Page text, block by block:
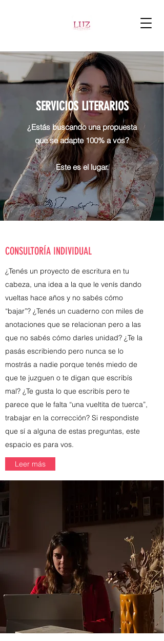
SERVICIOS LITERARIOS
¿Estás buscando una propuesta
que se adapte 100% a vos?
Este es el lugar.
CONSULTORÍA INDIVIDUAL
¿Tenés un proyecto de escritura en tu
cabeza, una idea a la que le venís dando
vueltas hace años y no sabés cómo
“bajar”? ¿Tenés un cuaderno con miles de
anotaciones que se relacionan pero a las
que no sabés cómo darles unidad? ¿Te la
pasás escribiendo pero nunca se lo
mostrás a nadie porque tenés miedo de
que te juzguen o te digan que escribís
mal? ¿Te gusta lo que escribís pero te
parece que le falta “una vueltita de tuerca”,
trabajar en la corrección? Si respondiste
que sí a alguna de estas preguntas, este
espacio es para vos.
Leer más